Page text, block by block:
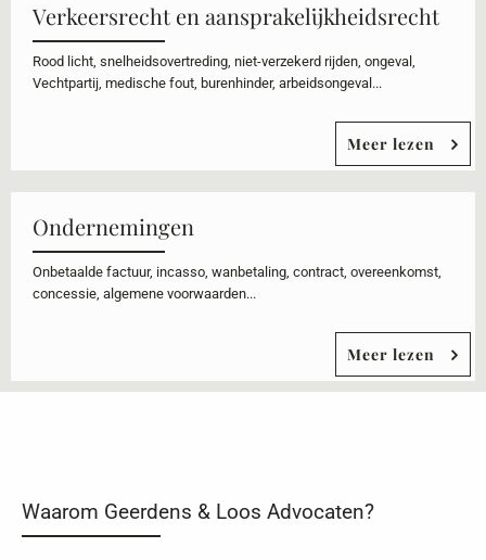
Verkeersrecht en aansprakelijkheidsrecht
Rood licht, snelheidsovertreding, niet-verzekerd rijden, ongeval,
Vechtpartij, medische fout, burenhinder, arbeidsongeval...
Meer lezen
Ondernemingen
Onbetaalde factuur, incasso, wanbetaling, contract, overeenkomst,
concessie, algemene voorwaarden...
Meer lezen
Waarom Geerdens & Loos Advocaten?